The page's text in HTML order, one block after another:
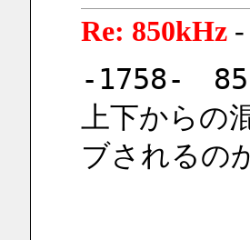
Re: 850kHz-
-1758-　
上下から
ブされるの